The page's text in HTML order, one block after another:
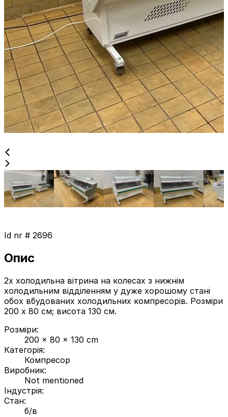
Id nr # 2696
Опис
2x холодильна вітрина на колесах з нижнім
холодильним відділенням у дуже хорошому стані
обох вбудованих холодильних компресорів. Розміри
200 x 80 см; висота 130 см.
Розміри:
200 x 80 x 130 cm
Категорія:
Компресор
Виробник:
Not mentioned
Індустрія:
Стан:
б/в